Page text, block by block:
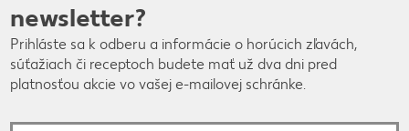
newsletter?
Prihláste sa k odberu a informácie o horúcich zľavách,
súťažiach či receptoch budete mať už dva dni pred
platnosťou akcie vo vašej e-mailovej schránke.